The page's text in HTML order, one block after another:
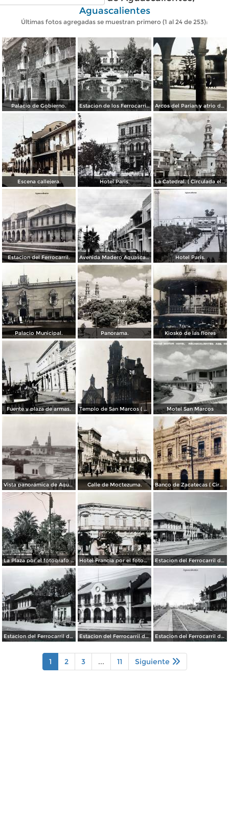
Aguascalientes
Últimas fotos agregadas se muestran primero (1 al 24 de 253):
Palacio de Gobierno. Estacion de los Ferrocarriles Nacionales. Arcos del Parian y atrio de Santiago.
Escena callejera. Hotel Paris. La Catedral. ( Circulada el 11 de Diciembre de 1950 ).
Estacion del Ferrocarril. Avenida Madero Aguascalientes. Hotel Paris.
Palacio Municipal. Panorama. Kiosko de las flores
Fuente y plaza de armas. Templo de San Marcos ( Circulada el 8 de Abril de 1949 ). Motel San Marcos
Vista panorámica de Aguscalientes Calle de Moctezuma. Banco de Zacatecas ( Circulada el 6 de Febrero de 1920 ).
La Plaza por el fotografo Manuel Obregon. Hotel Francia por el fotografo Manuel Obregon. Estacion del Ferrocarril de Aguascalientes. ( Circulada el 15 de Abril de 1949 ).
Estacion del Ferrocarril de Aguascalientes. ( Circulada el 15 de Abril de 1949 ). Estacion del Ferrocarril de Aguascalientes. ( Circulada el 15 de Abril de 1949 ). Estacion del Ferrocarril de Aguascalientes. ( Circulada el 15 de Abril de 1949 ).
1 2 3 ... 11 Siguiente